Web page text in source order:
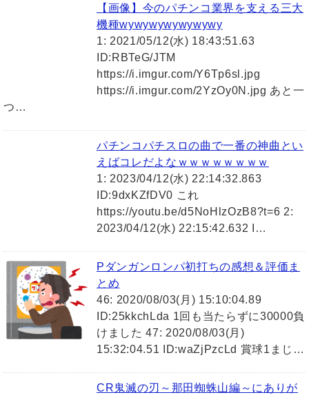
【画像】今のパチンコ業界を支える三大
機種wywywywywywywy
1: 2021/05/12(水) 18:43:51.63
ID:RBTeG/JTM
https://i.imgur.com/Y6Tp6sl.jpg
https://i.imgur.com/2YzOy0N.jpg あと一
つ…
パチンコパチスロの曲で一番の神曲とい
えばコレだよなｗｗｗｗｗｗｗｗ
1: 2023/04/12(水) 22:14:32.863
ID:9dxKZfDV0 これ
https://youtu.be/d5NoHlzOzB8?t=6 2:
2023/04/12(水) 22:15:42.632 I…
Pダンガンロンパ初打ちの感想＆評価ま
とめ
46: 2020/08/03(月) 15:10:04.89
ID:25kkchLda 1回も当たらずに30000負
けました 47: 2020/08/03(月)
15:32:04.51 ID:waZjPzcLd 賞球1まじ…
CR鬼滅の刃～那田蜘蛛山編～にありが